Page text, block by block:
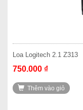
Loa Logitech 2.1 Z313
750.000 ₫
Thêm vào giỏ